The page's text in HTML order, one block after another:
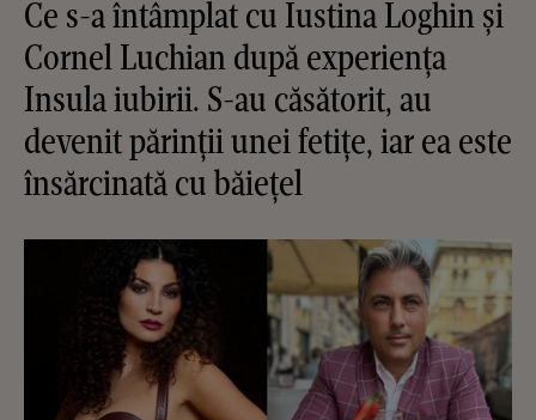
Ce s-a întâmplat cu Iustina Loghin și
Cornel Luchian după experiența
Insula iubirii. S-au căsătorit, au
devenit părinții unei fetițe, iar ea este
însărcinată cu băiețel